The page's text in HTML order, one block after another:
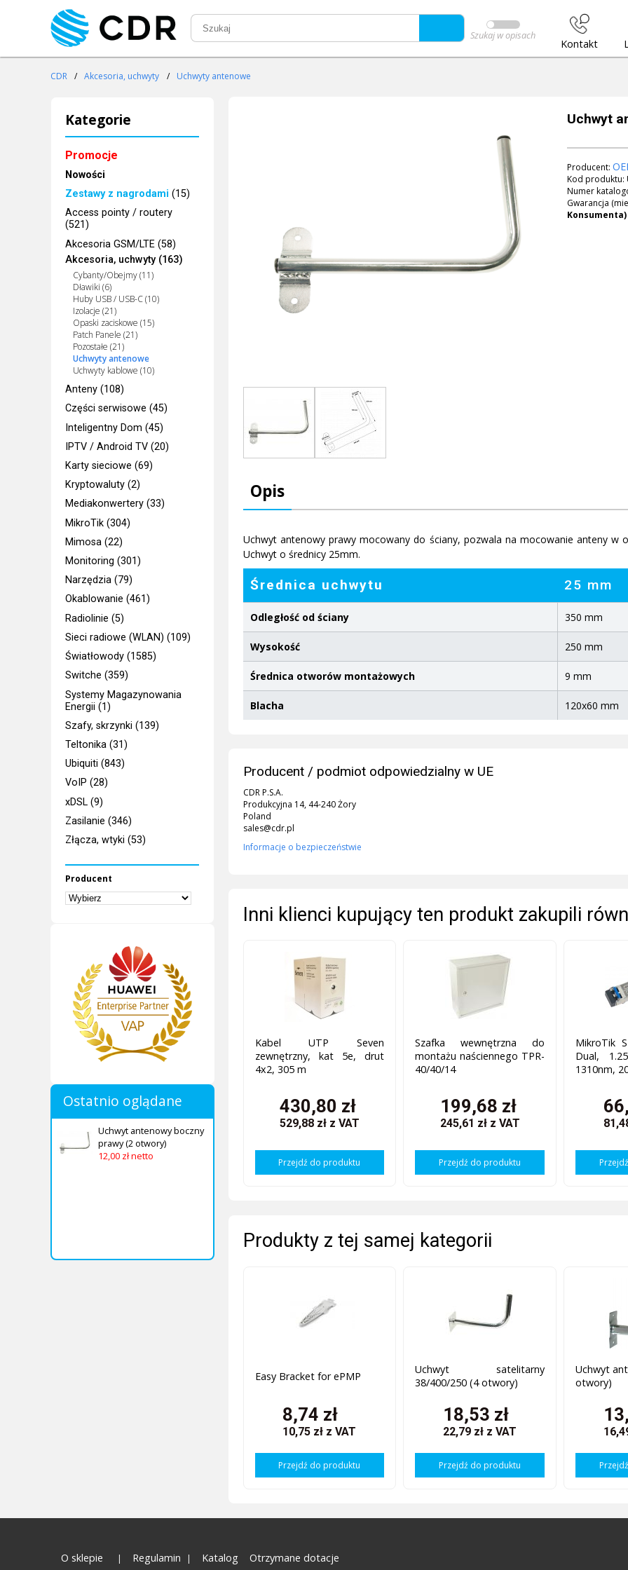
Szukaj w opisach
Kontakt
CDR / Akcesoria, uchwyty / Uchwyty antenowe
Kategorie
Promocje
Nowości
Zestawy z nagrodami (15)
Access pointy / routery
(521)
Akcesoria GSM/LTE (58)
Akcesoria, uchwyty (163)
Cybanty/Obejmy (11)
Dławiki (6)
Huby USB / USB-C (10)
Izolacje (21)
Opaski zaciskowe (15)
Patch Panele (21)
Pozostałe (21)
Uchwyty antenowe
Uchwyty kablowe (10)
Anteny (108)
Części serwisowe (45)
Inteligentny Dom (45)
IPTV / Android TV (20)
Karty sieciowe (69)
Kryptowaluty (2)
Mediakonwertery (33)
MikroTik (304)
Mimosa (22)
Monitoring (301)
Narzędzia (79)
Okablowanie (461)
Radiolinie (5)
Sieci radiowe (WLAN) (109)
Światłowody (1585)
Switche (359)
Systemy Magazynowania
Energii (1)
Szafy, skrzynki (139)
Teltonika (31)
Ubiquiti (843)
VoIP (28)
xDSL (9)
Zasilanie (346)
Złącza, wtyki (53)
Producent
Ostatnio oglądane
Uchwyt antenowy boczny
prawy (2 otwory)
12,00 zł netto
Uchwyt
Producent:
Kod produktu:
Numer
Gwarancja
Opis
Uchwyt antenowy prawy mocowany do ściany, pozwala na mocowanie anteny w
Uchwyt o średnicy 25mm.
Średnica uchwytu 25 mm
Odległość od ściany 350 mm
Wysokość 250 mm
Średnica otworów montażowych 9 mm
Blacha 120x60 mm
Producent / podmiot odpowiedzialny w UE
CDR P.S.A.
Produkcyjna 14, 44-240 Żory
Poland
sales@cdr.pl
Informacje o bezpieczeństwie
Inni klienci kupujący ten produkt zakupili
Kabel UTP Seven
zewnętrzny, kat 5e, drut
4x2, 305 m
430,80 zł
529,88 zł z VAT
Przejdź do produktu
Szafka wewnętrzna do
montażu naściennego TPR-
40/40/14
199,68 zł
245,61 zł z VAT
Przejdź do produktu
MikroTik
Dual,
1310nm,
Produkty z tej samej kategorii
Easy Bracket for ePMP
8,74 zł
10,75 zł z VAT
Przejdź do produktu
Uchwyt satelitarny
38/400/250 (4 otwory)
18,53 zł
22,79 zł z VAT
Przejdź do produktu
Uchwyt
otwory)
O sklepie Regulamin Katalog Otrzymane dotacje